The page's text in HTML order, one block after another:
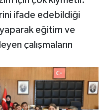
ifade edebildiği
eğitim ve
çalışmaların